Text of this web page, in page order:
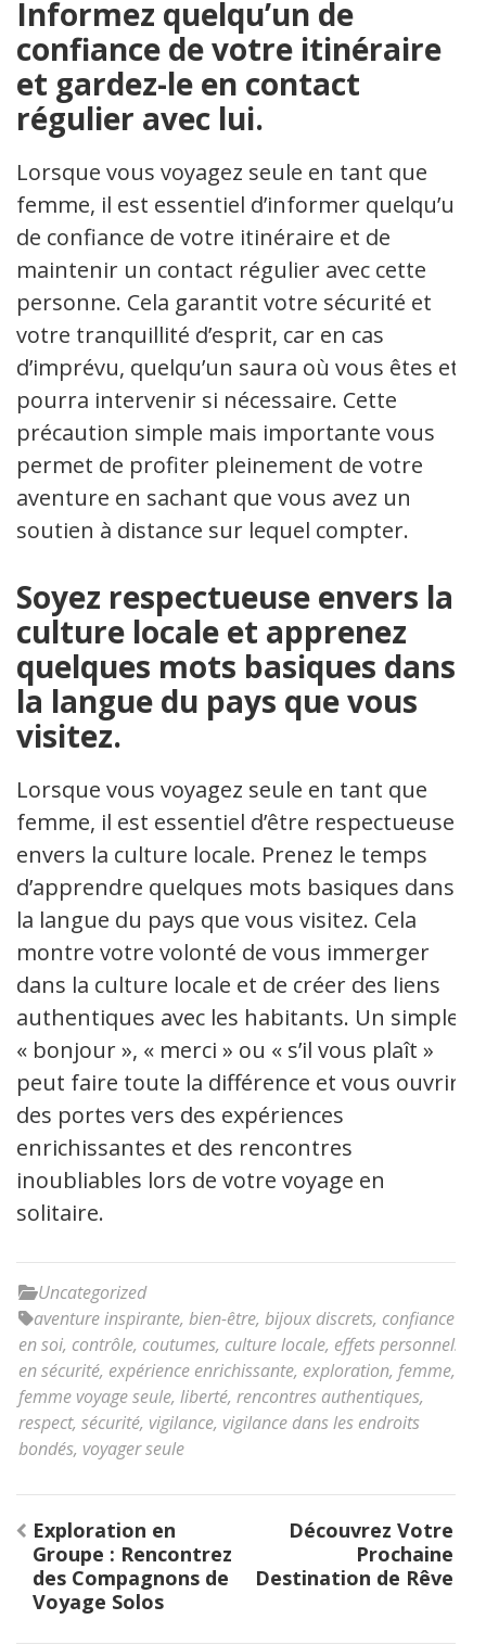
Informez quelqu’un de
confiance de votre itinéraire
et gardez-le en contact
régulier avec lui.
Lorsque vous voyagez seule en tant que
femme, il est essentiel d’informer quelqu’un
de confiance de votre itinéraire et de
maintenir un contact régulier avec cette
personne. Cela garantit votre sécurité et
votre tranquillité d’esprit, car en cas
d’imprévu, quelqu’un saura où vous êtes et
pourra intervenir si nécessaire. Cette
précaution simple mais importante vous
permet de profiter pleinement de votre
aventure en sachant que vous avez un
soutien à distance sur lequel compter.
Soyez respectueuse envers la
culture locale et apprenez
quelques mots basiques dans
la langue du pays que vous
visitez.
Lorsque vous voyagez seule en tant que
femme, il est essentiel d’être respectueuse
envers la culture locale. Prenez le temps
d’apprendre quelques mots basiques dans
la langue du pays que vous visitez. Cela
montre votre volonté de vous immerger
dans la culture locale et de créer des liens
authentiques avec les habitants. Un simple
« bonjour », « merci » ou « s’il vous plaît »
peut faire toute la différence et vous ouvrir
des portes vers des expériences
enrichissantes et des rencontres
inoubliables lors de votre voyage en
solitaire.
Uncategorized
aventure inspirante, bien-être, bijoux discrets, confiance
en soi, contrôle, coutumes, culture locale, effets personnels
en sécurité, expérience enrichissante, exploration, femme,
femme voyage seule, liberté, rencontres authentiques,
respect, sécurité, vigilance, vigilance dans les endroits
bondés, voyager seule
Navigation
de
l’article
Exploration en
Groupe : Rencontrez
des Compagnons de
Voyage Solos
Découvrez Votre
Prochaine
Destination de Rêve